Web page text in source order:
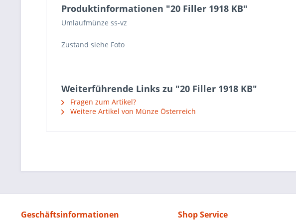
Produktinformationen "20 Filler 1918 KB"
Umlaufmünze ss-vz
Zustand siehe Foto
Weiterführende Links zu "20 Filler 1918 KB"
Fragen zum Artikel?
Weitere Artikel von Münze Österreich
Geschäftsinformationen Shop Service